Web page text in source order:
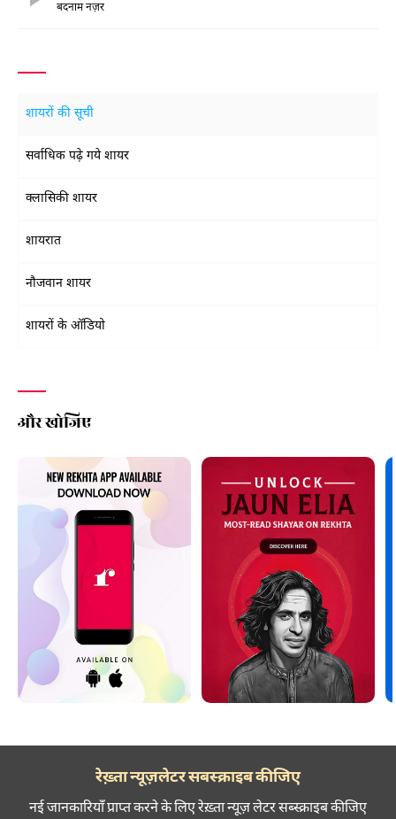
बदनाम नज़र
शायरों की सूची
सर्वाधिक पढ़े गये शायर
क्लासिकी शायर
शायरात
नौजवान शायर
शायरों के ऑडियो
और खोजिए
रेख़्ता न्यूज़लेटर सबस्क्राइब कीजिए
नई जानकारियाँ प्राप्त करने के लिए रेख़्ता न्यूज़ लेटर सब्स्क्राइब कीजिए